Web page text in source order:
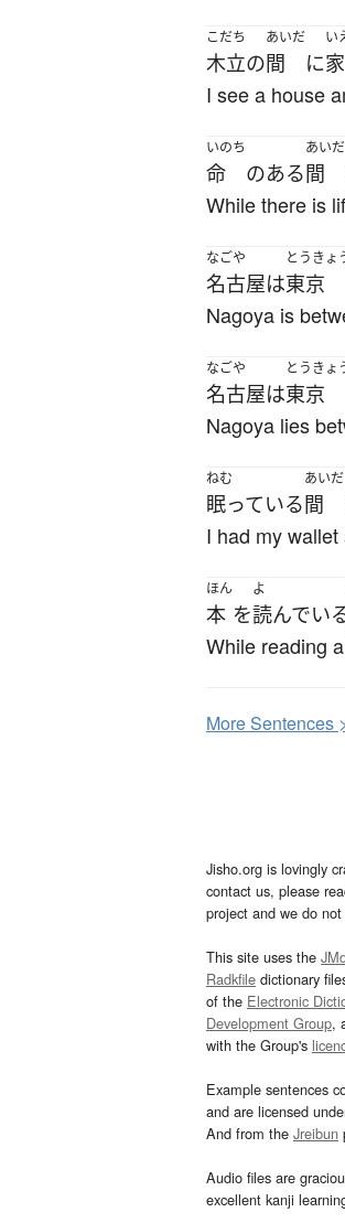
こだち
木立の
あいだ
間 に
い
家
I see a house
いのち
命 のある
あいだ
間
While there is
なごや
名古屋は
とうきょ
東京
Nagoya is
なごや
名古屋は
とうきょ
東京
Nagoya lies
ねむ
眠っている
あいだ
間
I had my
ほん
本 を
よ
読んでい
While reading
MoreSentences >
Jisho.org is lovingly
contact us, please
project and we do
This site uses the
Radkfile dictionary
of the Electronic
Development Group,
with the Group's
Example sentences
and are licensed
And from the Jreibun
Audio files are
excellent kanji